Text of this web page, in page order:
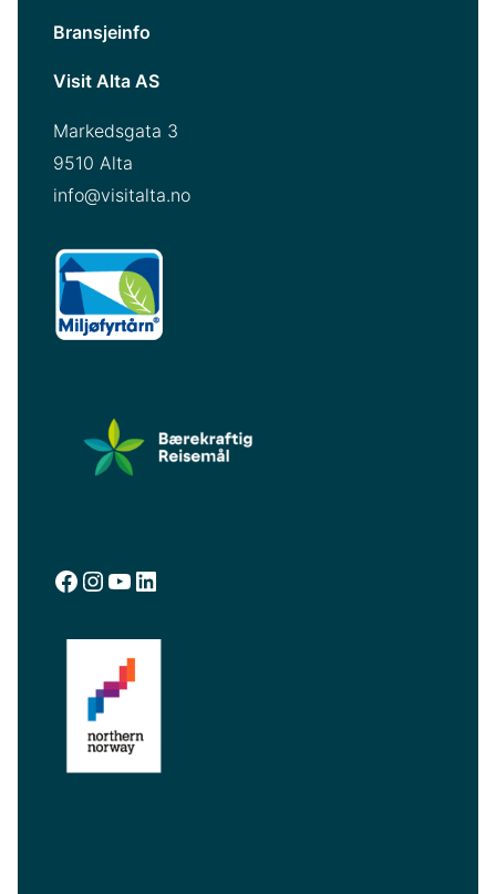
Bransjeinfo
Visit Alta AS
Markedsgata 3
9510 Alta
info@visitalta.no
facebook.com/visitalta
instagram.com/visitalta
YouTube
LinkedIn